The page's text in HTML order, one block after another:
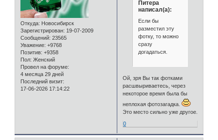
Откуда: Новосибирск
Зарегистрирован: 19-07-2009
Сообщений: 23565
Уважение: +9768
Позитив: +9358
Пол: Женский
Провел на форуме:
4 месяца 29 дней
Последний визит:
17-06-2026 17:14:22
Питера
написал(а):
Если бы
разместил эту
фотку, то можно
сразу
догадаться.
Ой, зря Вы так фотками
расшвыриваетесь, через
некоторое время была бы
неплохая фотозагадка.
Это место сильно уже другое.
0